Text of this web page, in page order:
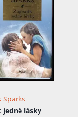
Sparks
jedné lásky